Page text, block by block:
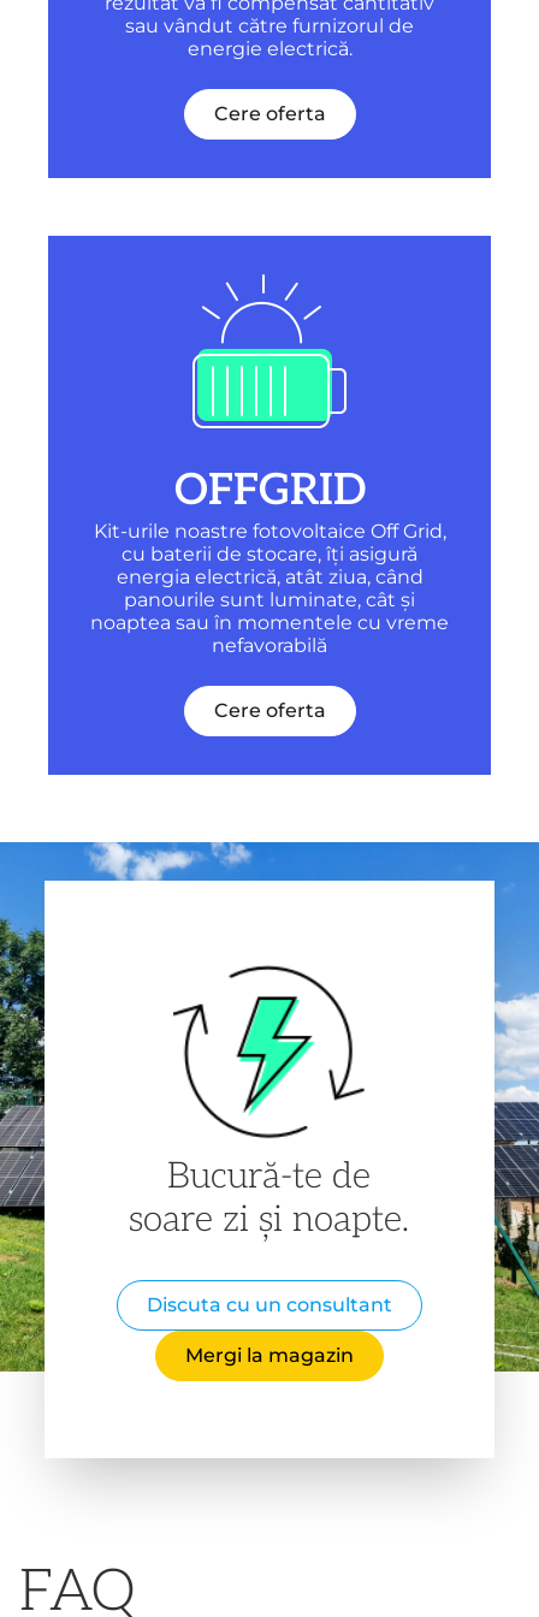
sau vândut către furnizorul de
energie electrică.
Cere oferta
OFFGRID
Kit-urile noastre fotovoltaice Off Grid,
cu baterii de stocare, îți asigură
energia electrică, atât ziua, când
panourile sunt luminate, cât și
noaptea sau în momentele cu vreme
nefavorabilă
Cere oferta
Bucură-te de
soare zi și noapte.
Discuta cu un consultant
Mergi la magazin
FAQ